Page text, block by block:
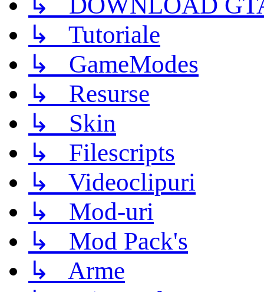
↳ Tutoriale
↳ GameModes
↳ Resurse
↳ Skin
↳ Filescripts
↳ Videoclipuri
↳ Mod-uri
↳ Mod Pack's
↳ Arme